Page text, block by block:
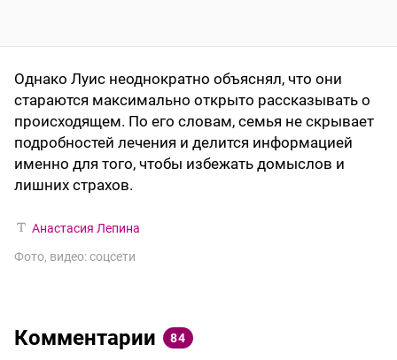
Однако Луис неоднократно объяснял, что они
стараются максимально открыто рассказывать о
происходящем. По его словам, семья не скрывает
подробностей лечения и делится информацией
именно для того, чтобы избежать домыслов и
лишних страхов.
Анастасия Лепина
Фото, видео: соцсети
Комментарии 84